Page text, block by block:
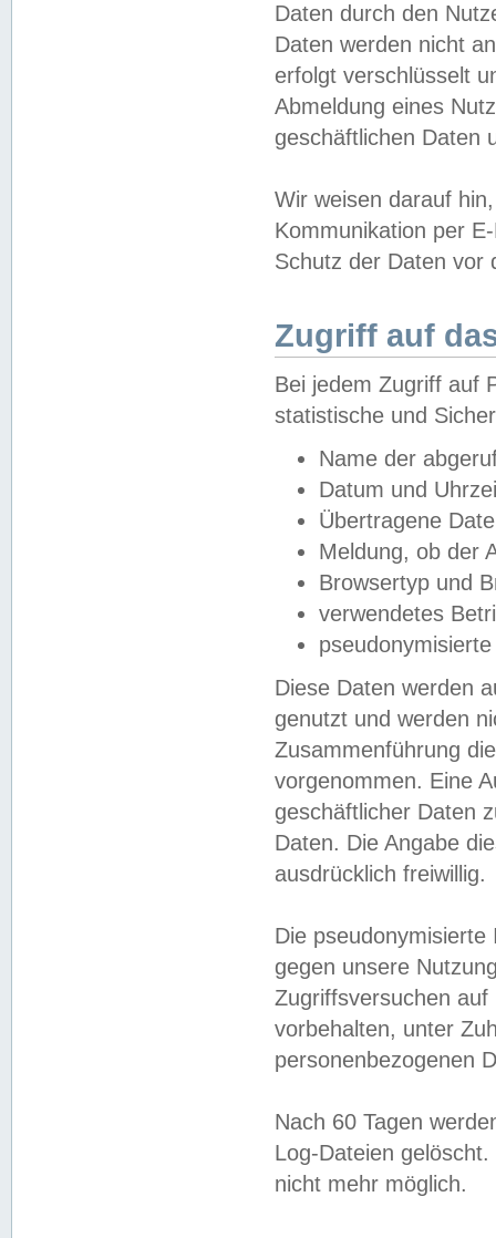
Daten durch den
Daten werden nicht
erfolgt verschlüsselt
Abmeldung eines
geschäftlichen Daten
Wir weisen darauf
Kommunikation per
Schutz der Daten vor
Zugriff auf
Bei jedem Zugriff auf
statistische und
Name der
Datum und
Übertragene
Meldung, ob der
Browsertyp und
verwendetes
Diese Daten werden
genutzt und werden
Zusammenführung
vorgenommen. Eine
geschäftlicher Daten
Daten. Die Angabe
ausdrücklich freiwillig.
Die
gegen unsere
Zugriffsversuchen
vorbehalten, unter
personenbezogenen
Nach 60 Tagen
Log-Dateien
nicht mehr möglich.